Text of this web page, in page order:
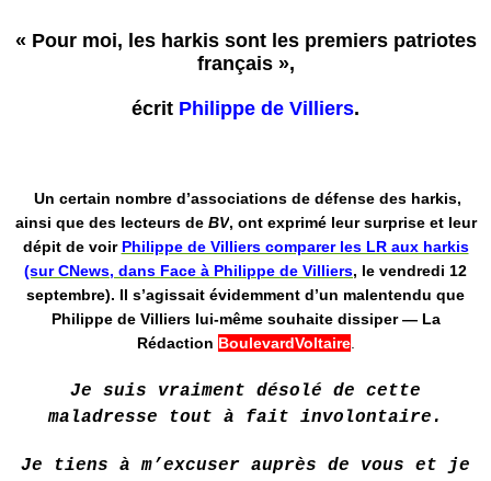
« Pour moi, les harkis sont les premiers patriotes
français »,
écrit Philippe de Villiers.
Un certain nombre d’associations de défense des harkis,
ainsi que des lecteurs de BV, ont exprimé leur surprise et leur
dépit de voir Philippe de Villiers comparer les LR aux harkis
(sur CNews, dans Face à Philippe de Villiers, le vendredi 12
septembre). Il s’agissait évidemment d’un malentendu que
Philippe de Villiers lui-même souhaite dissiper — La
Rédaction BoulevardVoltaire.
‌Je suis vraiment désolé de cette
maladresse tout à fait involontaire.
Je tiens à m’excuser auprès de vous et je